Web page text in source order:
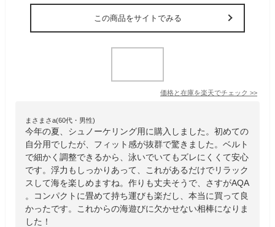
この商品をサイトでみる
価格と在庫を楽天でチェック >>
まさまさa(60代・男性)
今年の夏、シュノーケリング用に購入しました。初めての
自分用でしたが、フィット感が抜群で驚きました。ベルト
で細かく調整できるから、泳いでいてもズレにくくて安心
です。浮力もしっかりあって、これがあるだけでリラック
スして海を楽しめますね。作りも丈夫そうで、さすがAQA
。コンパクトに畳めて持ち運びも楽だし、本当に買って良
かったです。これからの海遊びに欠かせない相棒になりま
した！